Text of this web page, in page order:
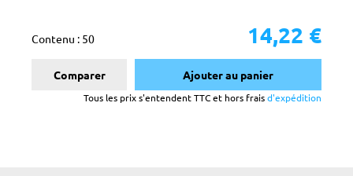
Contenu : 50 14,22 €
Comparer Ajouter au panier
Tous les prix s'entendent TTC et hors fraisd'expédition